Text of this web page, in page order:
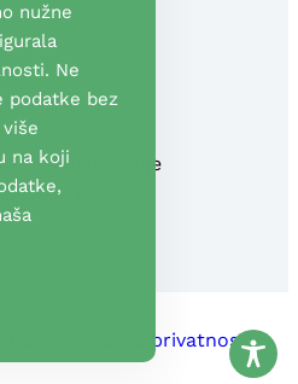
za financiranje
NEK
Pravila privatnosti
nužne
Ne
podatke bez
na koji